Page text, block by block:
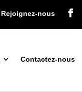
Rejoignez-nous 
Contactez-nous